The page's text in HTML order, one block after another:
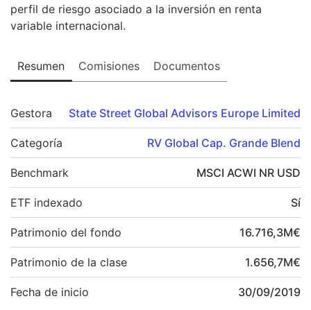
perfil de riesgo asociado a la inversión en renta
variable internacional.
Resumen Comisiones Documentos
Gestora State Street Global Advisors Europe Limited
Categoría RV Global Cap. Grande Blend
Benchmark MSCI ACWI NR USD
ETF indexado Sí
Patrimonio del fondo 16.716,3M€
Patrimonio de la clase 1.656,7M€
Fecha de inicio 30/09/2019